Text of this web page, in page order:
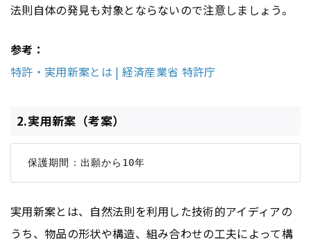
法則自体の発見も対象とならないので注意しましょう。
参考：
特許・実用新案とは | 経済産業省 特許庁
2.実用新案（考案）
実用新案とは、自然法則を利用した技術的アイディアの
うち、物品の形状や構造、組み合わせの工夫によって構